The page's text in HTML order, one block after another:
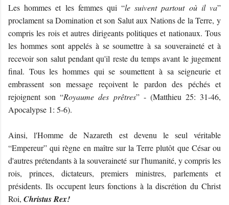
Les hommes et les femmes qui “le suivent partout où il va”
proclament sa Domination et son Salut aux Nations de la Terre, y
compris les rois et autres dirigeants politiques et nationaux. Tous
les hommes sont appelés à se soumettre à sa souveraineté et à
recevoir son salut pendant qu'il reste du temps avant le jugement
final. Tous les hommes qui se soumettent à sa seigneurie et
embrassent son message reçoivent le pardon des péchés et
rejoignent son “Royaume des prêtres” - (Matthieu 25: 31-46,
Apocalypse 1: 5-6).
Ainsi, l'Homme de Nazareth est devenu le seul véritable
“Empereur” qui règne en maître sur la Terre plutôt que César ou
d'autres prétendants à la souveraineté sur l'humanité, y compris les
rois, princes, dictateurs, premiers ministres, parlements et
présidents. Ils occupent leurs fonctions à la discrétion du Christ
Roi, Christus Rex!